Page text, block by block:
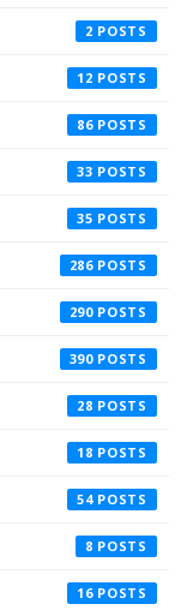
2
12
86
33
35
286
290
390
28
18
54
8
16